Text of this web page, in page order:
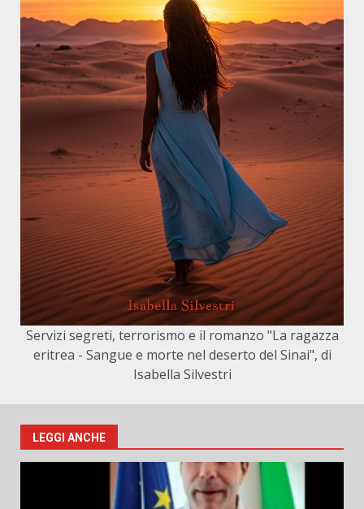
Servizi segreti, terrorismo e il romanzo "La ragazza
eritrea - Sangue e morte nel deserto del Sinai", di
Isabella Silvestri
LEGGI ANCHE